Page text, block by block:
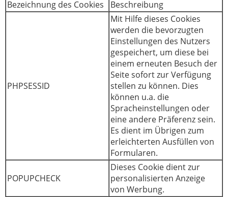
Bezeichnung des Cookies Beschreibung
PHPSESSID
Mit Hilfe dieses Cookies
werden die bevorzugten
Einstellungen des Nutzers
gespeichert, um diese bei
einem erneuten Besuch der
Seite sofort zur Verfügung
stellen zu können. Dies
können u.a. die
Spracheinstellungen oder
eine andere Präferenz sein.
Es dient im Übrigen zum
erleichterten Ausfüllen von
Formularen.
POPUPCHECK
Dieses Cookie dient zur
personalisierten Anzeige
von Werbung.